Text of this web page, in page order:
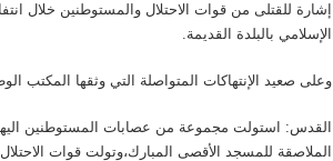
إشارة للقتلى من قوات الاحتلال والمستوطنين خلال
الإسلامي بالبلدة القديمة.
وعلى صعيد الإنتهاكات المتواصلة التي وثقها المكتب
القدس: استولت مجموعة من عصابات المستوطنين
الملاصقة للمسجد الأقصى المبارك،وتولت قوات